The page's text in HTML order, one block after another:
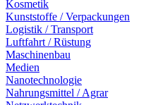
Kosmetik
Kunststoffe / Verpackungen
Logistik / Transport
Luftfahrt / Rüstung
Maschinenbau
Medien
Nanotechnologie
Nahrungsmittel / Agrar